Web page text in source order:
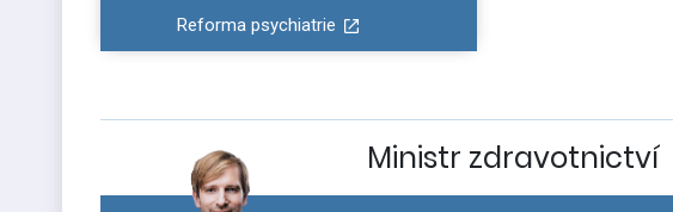
Reforma psychiatrie
Ministr zdravotnictví